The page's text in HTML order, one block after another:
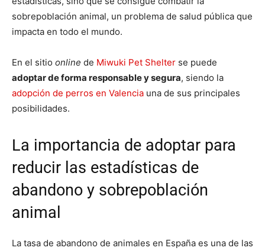
sobrepoblación animal, un problema de salud pública que
impacta en todo el mundo.
En el sitio online de Miwuki Pet Shelter se puede
adoptar de forma responsable y segura, siendo la
adopción de perros en Valencia una de sus principales
posibilidades.
La importancia de adoptar para
reducir las estadísticas de
abandono y sobrepoblación
animal
La tasa de abandono de animales en España es una de las